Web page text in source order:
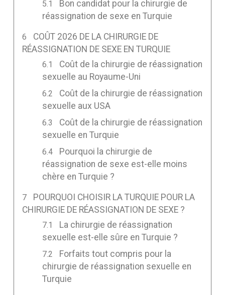
Bon candidat pour la chirurgie de
réassignation de sexe en Turquie
COÛT 2026 DE LA CHIRURGIE DE
RÉASSIGNATION DE SEXE EN TURQUIE
Coût de la chirurgie de réassignation
sexuelle au Royaume-Uni
Coût de la chirurgie de réassignation
sexuelle aux USA
Coût de la chirurgie de réassignation
sexuelle en Turquie
Pourquoi la chirurgie de
réassignation de sexe est-elle moins
chère en Turquie ?
POURQUOI CHOISIR LA TURQUIE POUR LA
CHIRURGIE DE RÉASSIGNATION DE SEXE ?
La chirurgie de réassignation
sexuelle est-elle sûre en Turquie ?
Forfaits tout compris pour la
chirurgie de réassignation sexuelle en
Turquie